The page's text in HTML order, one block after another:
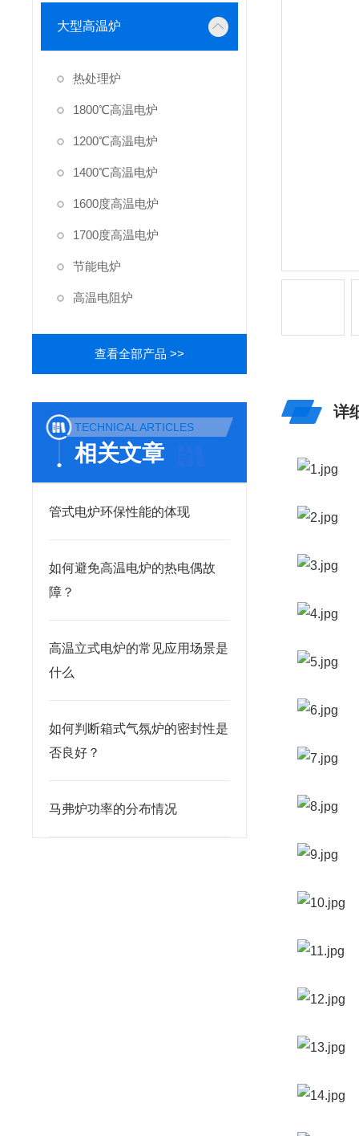
大型高温炉
热处理炉
1800℃高温电炉
1200℃高温电炉
1400℃高温电炉
1600度高温电炉
1700度高温电炉
节能电炉
高温电阻炉
查看全部产品 >>
TECHNICAL ARTICLES
相关文章
管式电炉环保性能的体现
如何避免高温电炉的热电偶故
障？
高温立式电炉的常见应用场景是
什么
如何判断箱式气氛炉的密封性是
否良好？
马弗炉功率的分布情况
详